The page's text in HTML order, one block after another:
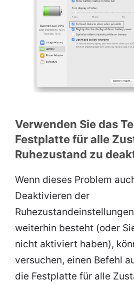
Verwenden Sie das
Festplatte für alle
Ruhezustand zu
Wenn dieses Problem
Deaktivieren der
weiterhin besteht (oder
nicht aktiviert haben),
versuchen, einen Befehl
die Festplatte für alle